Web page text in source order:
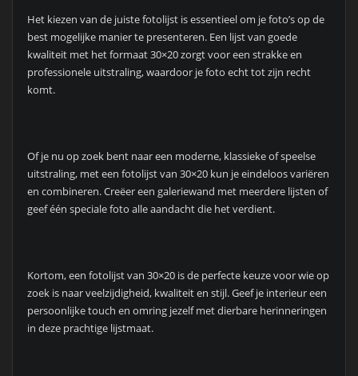
Het kiezen van de juiste fotolijst is essentieel om je foto’s op de
best mogelijke manier te presenteren. Een lijst van goede
kwaliteit met het formaat 30×20 zorgt voor een strakke en
professionele uitstraling, waardoor je foto echt tot zijn recht
komt.
Of je nu op zoek bent naar een moderne, klassieke of speelse
uitstraling, met een fotolijst van 30×20 kun je eindeloos variëren
en combineren. Creëer een galeriewand met meerdere lijsten of
geef één speciale foto alle aandacht die het verdient.
Kortom, een fotolijst van 30×20 is de perfecte keuze voor wie op
zoek is naar veelzijdigheid, kwaliteit en stijl. Geef je interieur een
persoonlijke touch en omring jezelf met dierbare herinneringen
in deze prachtige lijstmaat.